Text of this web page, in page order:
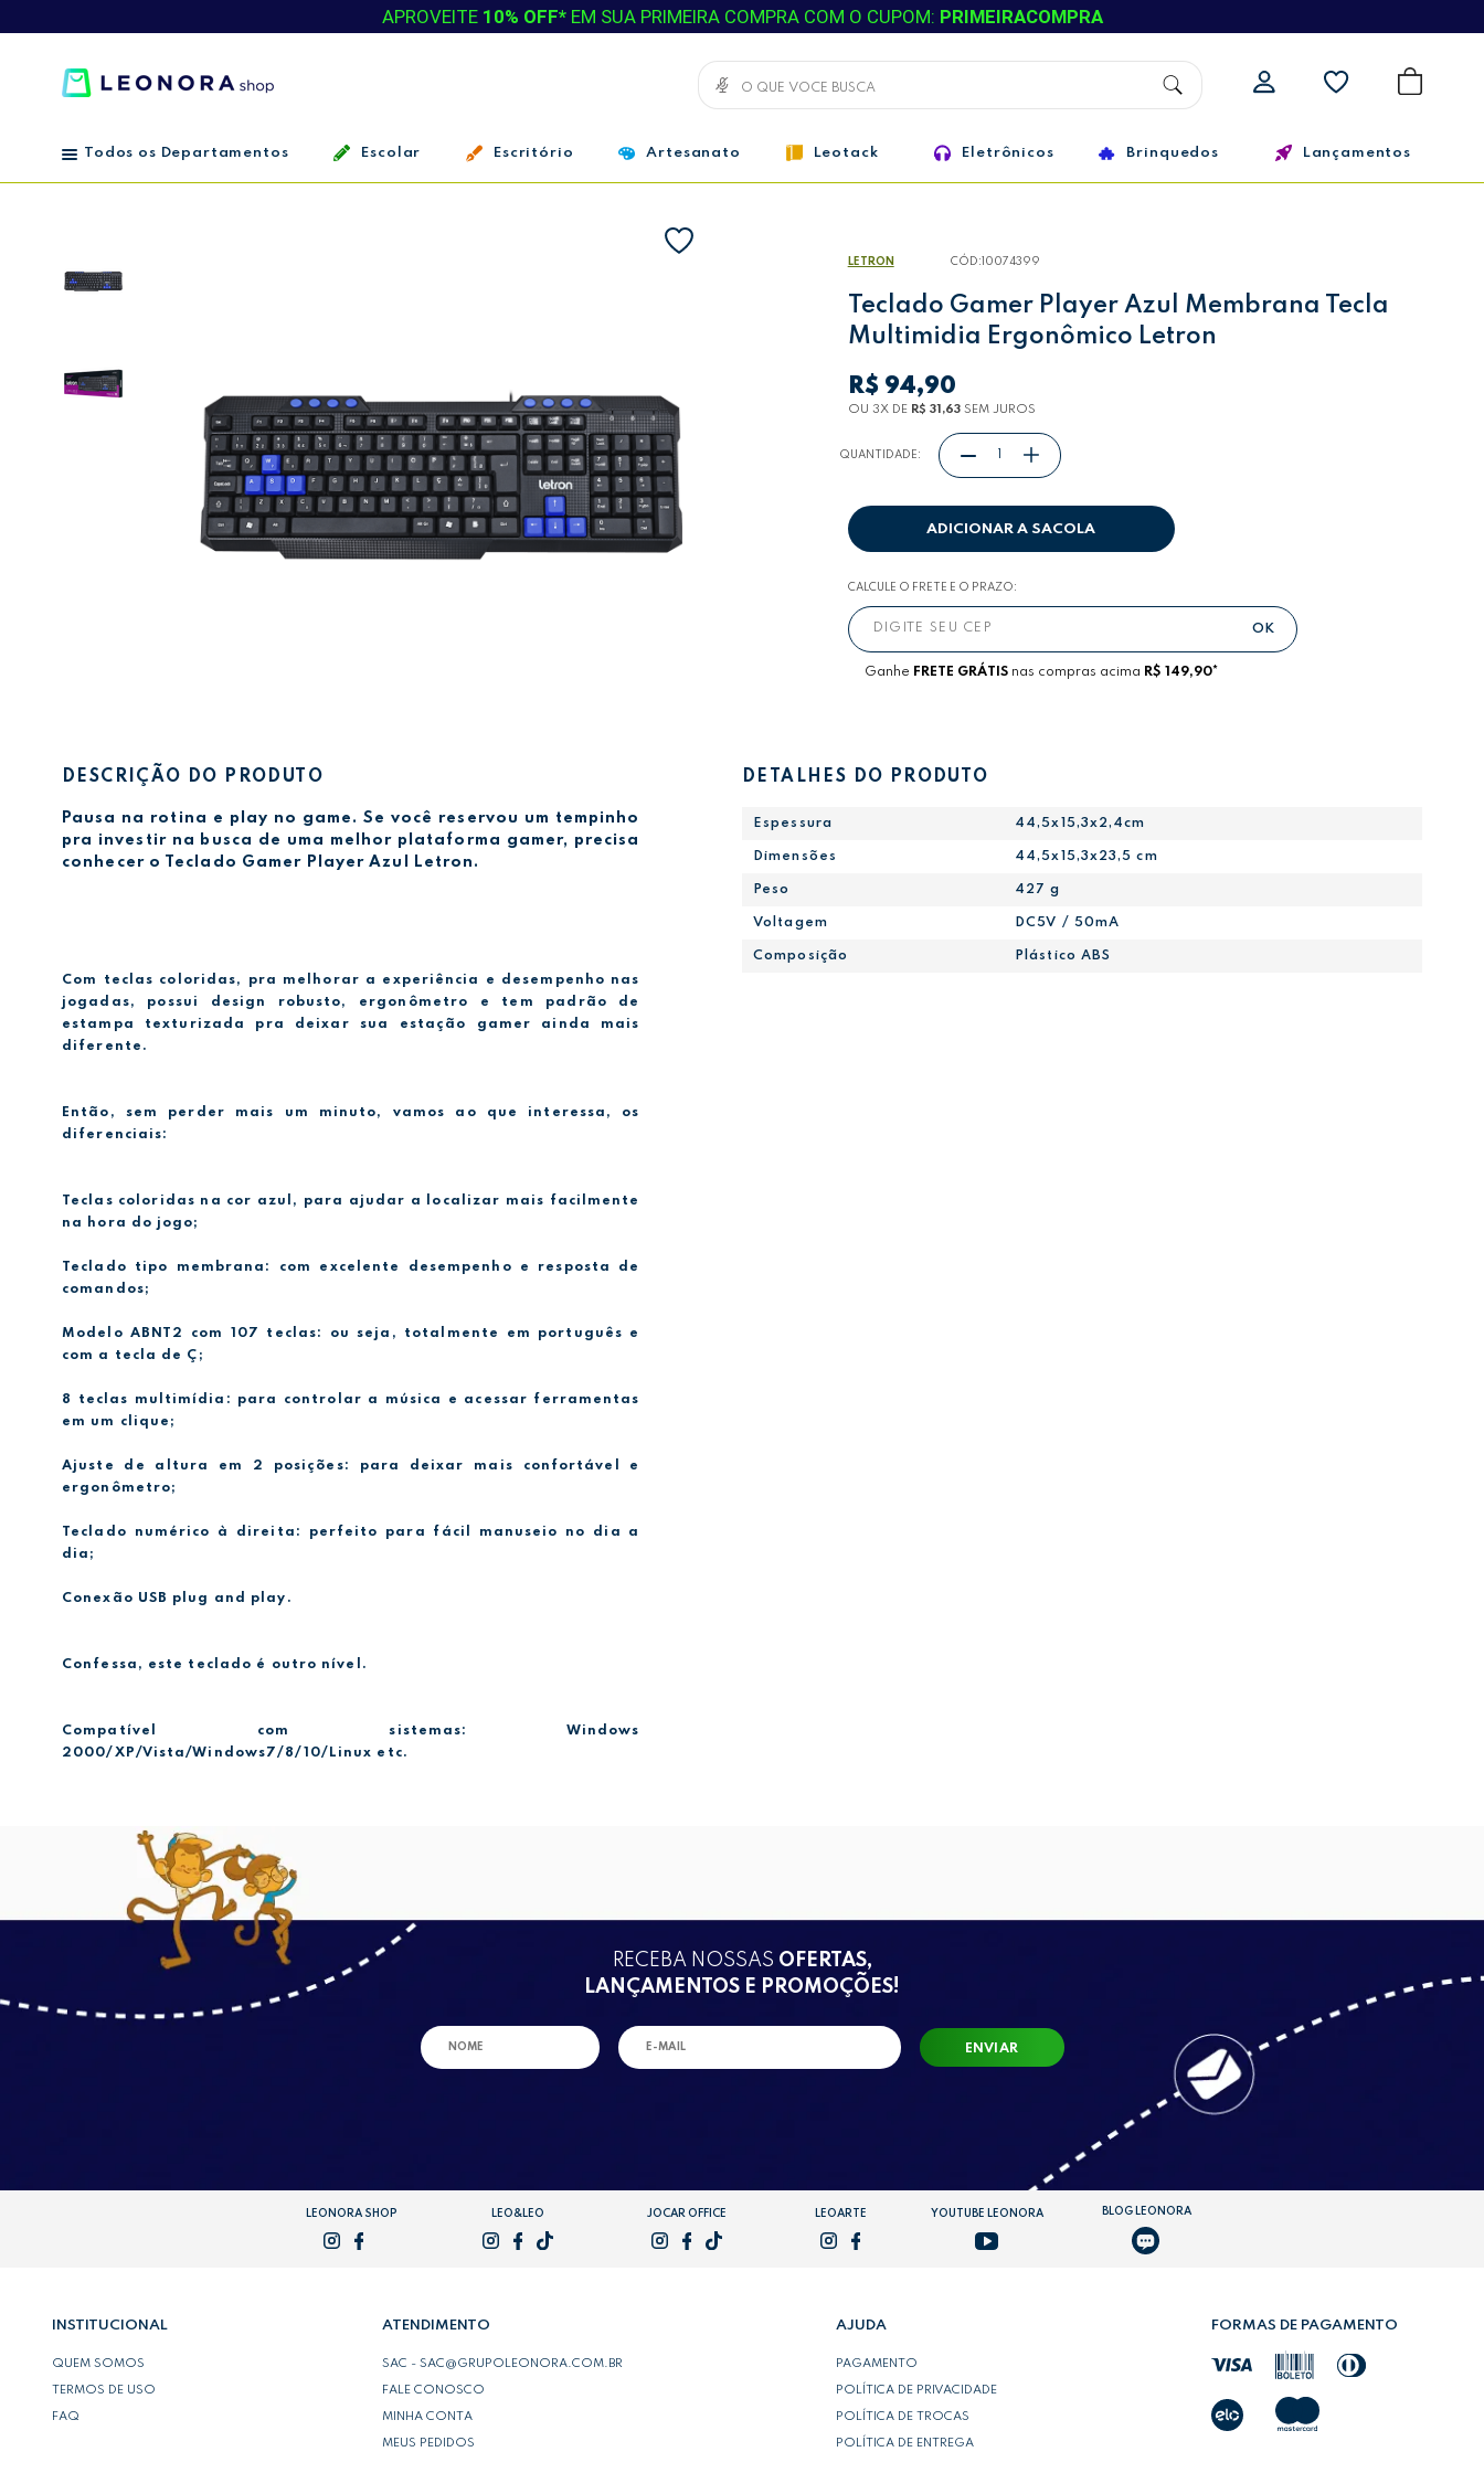
APROVEITE 10% OFF*EM SUA PRIMEIRA COMPRA COM O CUPOM: PRIMEIRACOMPRA
Todos os Departamentos Escolar Escritório Artesanato Leotack Eletrônicos Brinquedos Lançamentos
LETRON CÓD: 10074399
Teclado Gamer Player Azul Membrana Tecla
Multimidia Ergonômico Letron
R$ 94,90
OU 3XDE R$ 31,63SEM JUROS
QUANTIDADE:
ADICIONAR A SACOLA
CALCULE O FRETE E O PRAZO:
Ganhe FRETE GRÁTISnas compras acima R$ 149,90*
DESCRIÇÃO DO PRODUTO
Pausa na rotina e play no game. Se você reservou um tempinho
pra investir na busca de uma melhor plataforma gamer, precisa
conhecer o Teclado Gamer Player Azul Letron.
Com teclas coloridas, pra melhorar a experiência e desempenho nas
jogadas, possui design robusto, ergonômetro e tem padrão de
estampa texturizada pra deixar sua estação gamer ainda mais
diferente.
Então, sem perder mais um minuto, vamos ao que interessa, os
diferenciais:
Teclas coloridas na cor azul, para ajudar a localizar mais facilmente
na hora do jogo;
Teclado tipo membrana: com excelente desempenho e resposta de
comandos;
Modelo ABNT2 com 107 teclas: ou seja, totalmente em português e
com a tecla de Ç;
8 teclas multimídia: para controlar a música e acessar ferramentas
em um clique;
Ajuste de altura em 2 posições: para deixar mais confortável e
ergonômetro;
Teclado numérico à direita: perfeito para fácil manuseio no dia a
dia;
Conexão USB plug and play.
Confessa, este teclado é outro nível.
Compatível com sistemas: Windows
2000/XP/Vista/Windows7/8/10/Linux etc.
DETALHES DO PRODUTO
Espessura 44,5x15,3x2,4cm
Dimensões 44,5x15,3x23,5 cm
Peso 427 g
Voltagem DC5V / 50mA
Composição Plástico ABS
RECEBA NOSSAS OFERTAS,
LANÇAMENTOS E PROMOÇÕES!
ENVIAR
LEONORA SHOP LEO&LEO JOCAR OFFICE LEOARTE YOUTUBE LEONORA BLOG LEONORA
INSTITUCIONAL
QUEM SOMOS
TERMOS DE USO
FAQ
ATENDIMENTO
SAC - SAC@GRUPOLEONORA.COM.BR
FALE CONOSCO
MINHA CONTA
MEUS PEDIDOS
AJUDA
PAGAMENTO
POLÍTICA DE PRIVACIDADE
POLÍTICA DE TROCAS
POLÍTICA DE ENTREGA
FORMAS DE PAGAMENTO